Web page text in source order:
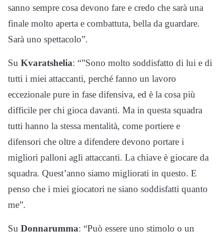
sanno sempre cosa devono fare e credo che sarà una
finale molto aperta e combattuta, bella da guardare.
Sarà uno spettacolo”.
Su Kvaratshelia: “”Sono molto soddisfatto di lui e di
tutti i miei attaccanti, perché fanno un lavoro
eccezionale pure in fase difensiva, ed è la cosa più
difficile per chi gioca davanti. Ma in questa squadra
tutti hanno la stessa mentalità, come portiere e
difensori che oltre a difendere devono portare i
migliori palloni agli attaccanti. La chiave è giocare da
squadra. Quest’anno siamo migliorati in questo. E
penso che i miei giocatori ne siano soddisfatti quanto
me”.
Su Donnarumma: “Può essere uno stimolo o un